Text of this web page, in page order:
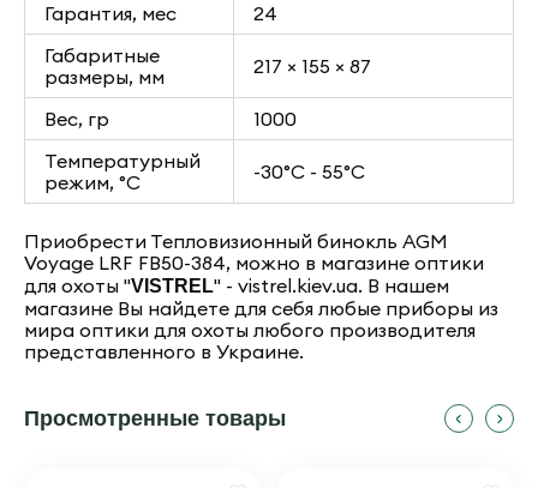
Гарантия, мес
24
Габаритные
размеры, мм
217 × 155 × 87
Вес, гр
1000
Температурный
режим, °C
-30°C - 55°C
Приобрести Тепловизионный бинокль AGM
Voyage LRF FB50-384, можно в магазине оптики
для охоты "VISTREL" - vistrel.kiev.ua. В нашем
магазине Вы найдете для себя любые приборы из
мира оптики для охоты любого производителя
представленного в Украине.
Просмотренные товары